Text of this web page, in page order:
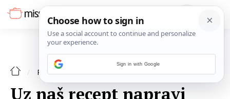
RECEPTI KOKTEL
Uz naš recept napravi
Sign in with Google